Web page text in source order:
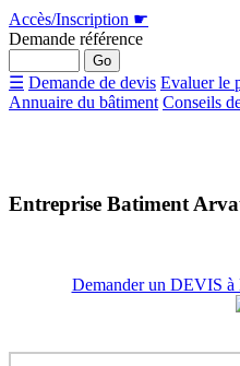
Accès/Inscription ☛
Demande référence
☰ Demande de devis Evaluer le
Annuaire du bâtiment Conseils
Entreprise Batiment
Demander un DEVIS à